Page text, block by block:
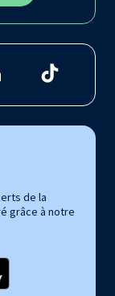
de la
grâce à notre